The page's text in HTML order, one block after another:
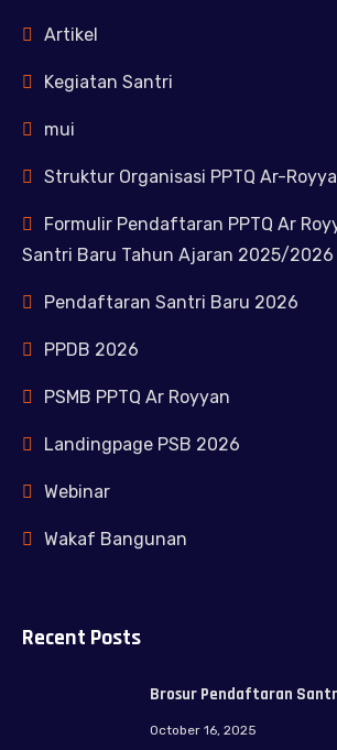
Artikel
Kegiatan Santri
mui
Struktur Organisasi PPTQ Ar-
Formulir Pendaftaran PPTQ Ar
Santri Baru Tahun Ajaran 2025/2026
Pendaftaran Santri Baru 2026
PPDB 2026
PSMB PPTQ Ar Royyan
Landingpage PSB 2026
Webinar
Wakaf Bangunan
Recent Posts
Brosur Pendaftaran
October 16, 2025